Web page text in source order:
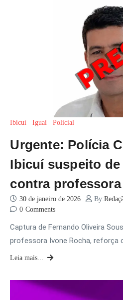
Ibicuí Iguaí Policial
Urgente: Polícia
Ibicuí suspeito
contra
30 de janeiro de 2026 By:
0 Comments
Captura de Fernando Oliveira
professora Ivone Rocha, reforça
Leia mais...